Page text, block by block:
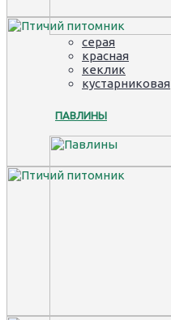
серая
красная
кеклик
кустарниковая
ПАВЛИНЫ